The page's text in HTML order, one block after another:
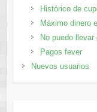
Histórico de
Máximo dinero
No puedo
Pagos fever
Nuevos usuarios